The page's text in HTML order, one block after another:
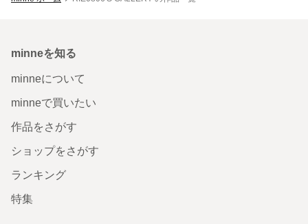
minneを知る
minneについて
minneで買いたい
作品をさがす
ショップをさがす
ランキング
特集